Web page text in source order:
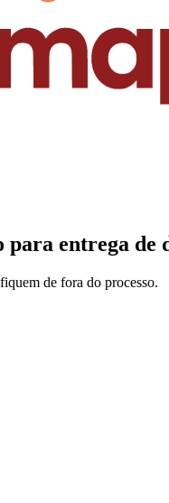
entrega
de fora do processo.